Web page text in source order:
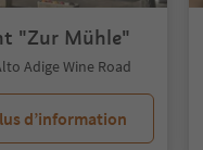
"Zur Mühle"
Adige Wine Road
d’information